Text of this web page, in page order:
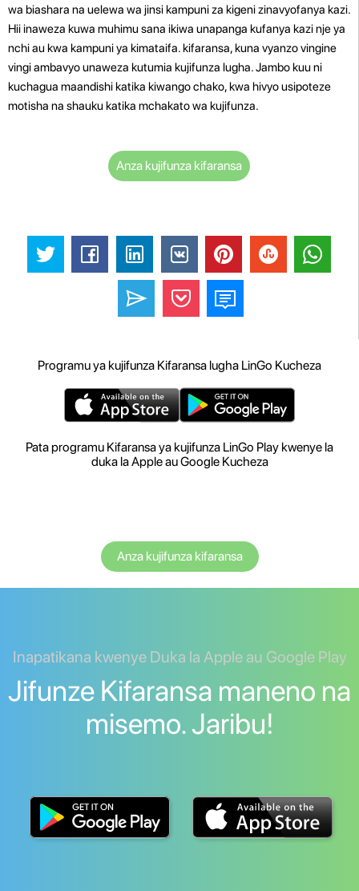
wa biashara na uelewa wa jinsi kampuni za kigeni zinavyofanya kazi.
Hii inaweza kuwa muhimu sana ikiwa unapanga kufanya kazi nje ya
nchi au kwa kampuni ya kimataifa. kifaransa, kuna vyanzo vingine
vingi ambavyo unaweza kutumia kujifunza lugha. Jambo kuu ni
kuchagua maandishi katika kiwango chako, kwa hivyo usipoteze
motisha na shauku katika mchakato wa kujifunza.
Anza kujifunza kifaransa
Programu ya kujifunza Kifaransa lugha LinGo Kucheza
Pata programu Kifaransa ya kujifunza LinGo Play kwenye la
duka la Apple au Google Kucheza
Anza kujifunza kifaransa
Inapatikana kwenye Duka la Apple au Google Play
Jifunze Kifaransa maneno na
misemo. Jaribu!